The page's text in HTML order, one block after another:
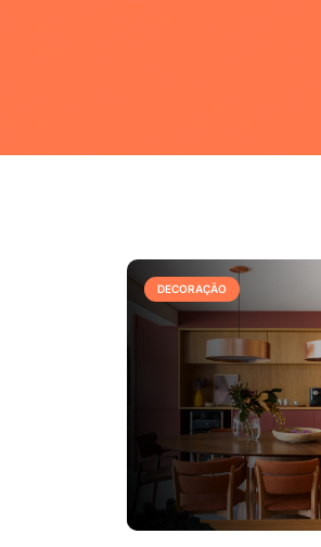
DECORAÇÃO